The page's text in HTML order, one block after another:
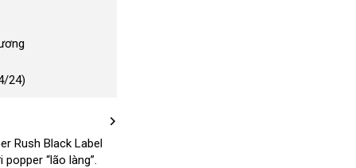
24)
Rush Black Labelso
“lão làng”Thái
.